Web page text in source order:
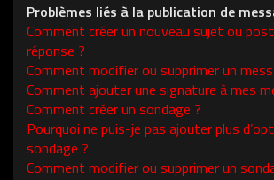
Problèmes liés à la publication de
Comment créer un nouveau sujet ou
réponse ?
Comment modifier ou supprimer un
Comment ajouter une signature à mes
Comment créer un sondage ?
Pourquoi ne puis-je pas ajouter plus
sondage ?
Comment modifier ou supprimer un